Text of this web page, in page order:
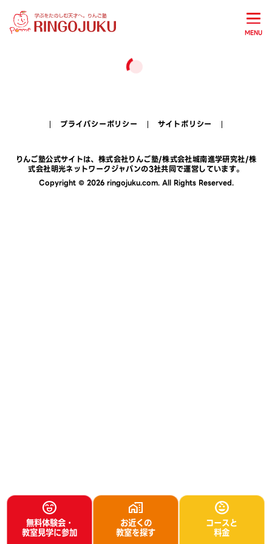
MENU
無料体験会・
教室見学に参加
お近くの
教室を探す
コースと
料金
プライバシーポリシー サイトポリシー
りんご塾公式サイトは、 株式会社りんご塾/株式会社城南進学研究社/株
式会社明光ネットワークジャパンの3社共同で運営しています。
Copyright © 2026 ringojuku.com. All Rights Reserved.